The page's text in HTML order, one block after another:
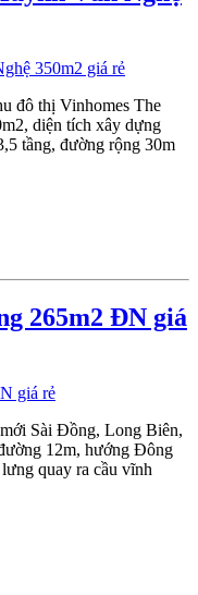
đô thị Vinhomes The
diện tích xây dựng
tầng, đường rộng 30m
265m2 ĐN giá
Sài Đồng, Long Biên,
12m, hướng Đông
quay ra cầu vĩnh